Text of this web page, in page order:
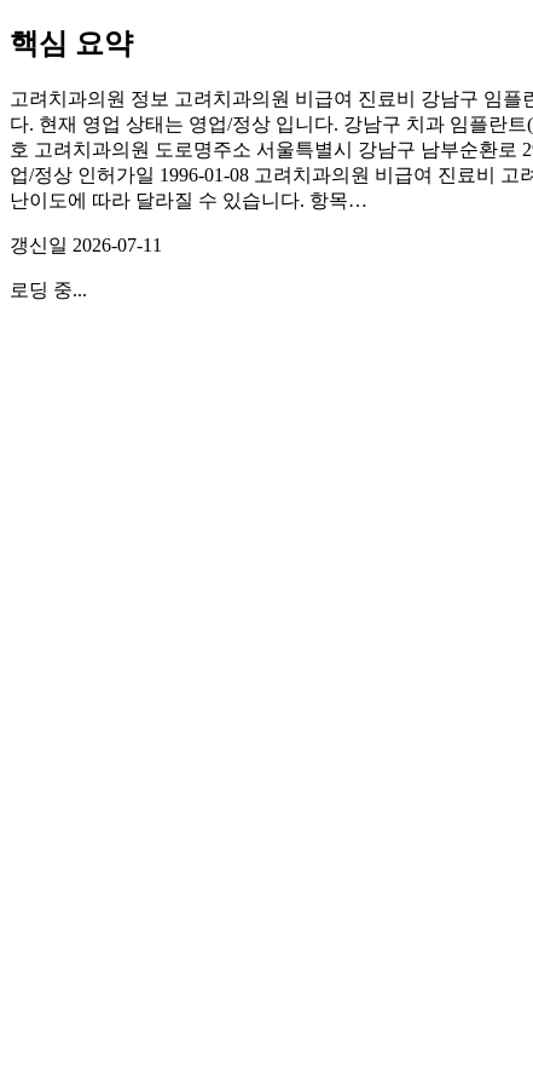
핵심 요약
고려치과의원 정보 고려치과의원 비급여 진료비 강남구 임
다. 현재 영업 상태는 영업/정상 입니다. 강남구 치과 임플란
호 고려치과의원 도로명주소 서울특별시 강남구 남부순환로
업/정상 인허가일 1996-01-08 고려치과의원 비급여 진료비
난이도에 따라 달라질 수 있습니다. 항목…
갱신일 2026-07-11
로딩 중...